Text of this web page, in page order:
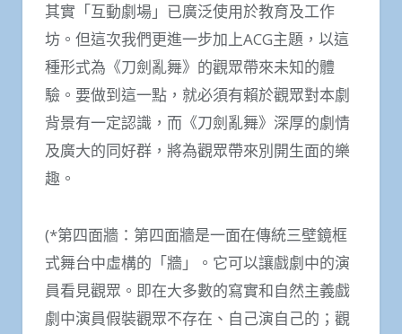
其實「互動劇場」已廣泛使用於教育及工作
坊。但這次我們更進一步加上ACG主題，以這
種形式為《刀劍亂舞》的觀眾帶來未知的體
驗。要做到這一點，就必須有賴於觀眾對本劇
背景有一定認識，而《刀劍亂舞》深厚的劇情
及廣大的同好群，將為觀眾帶來別開生面的樂
趣。
(*第四面牆：第四面牆是一面在傳統三壁鏡框
式舞台中虛構的「牆」。它可以讓戲劇中的演
員看見觀眾。即在大多數的寫實和自然主義戲
劇中演員假裝觀眾不存在、自己演自己的；觀